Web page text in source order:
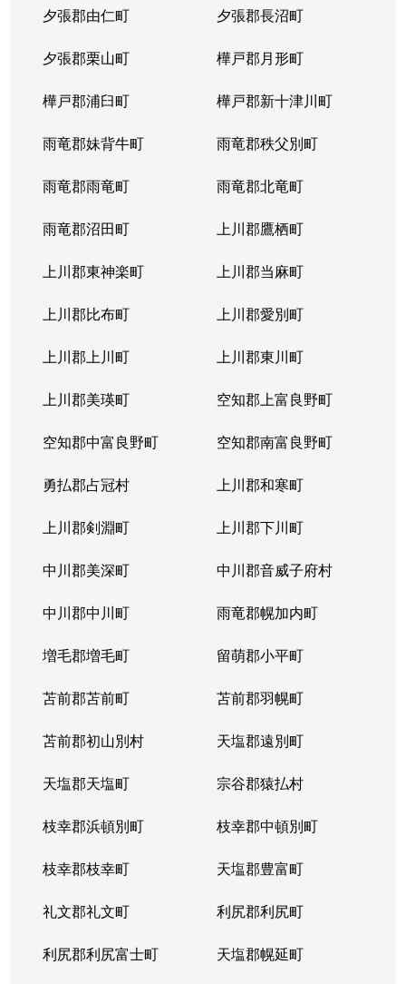
夕張郡由仁町 夕張郡長沼町
夕張郡栗山町 樺戸郡月形町
樺戸郡浦臼町 樺戸郡新十津川町
雨竜郡妹背牛町 雨竜郡秩父別町
雨竜郡雨竜町 雨竜郡北竜町
雨竜郡沼田町 上川郡鷹栖町
上川郡東神楽町 上川郡当麻町
上川郡比布町 上川郡愛別町
上川郡上川町 上川郡東川町
上川郡美瑛町 空知郡上富良野町
空知郡中富良野町 空知郡南富良野町
勇払郡占冠村 上川郡和寒町
上川郡剣淵町 上川郡下川町
中川郡美深町 中川郡音威子府村
中川郡中川町 雨竜郡幌加内町
増毛郡増毛町 留萌郡小平町
苫前郡苫前町 苫前郡羽幌町
苫前郡初山別村 天塩郡遠別町
天塩郡天塩町 宗谷郡猿払村
枝幸郡浜頓別町 枝幸郡中頓別町
枝幸郡枝幸町 天塩郡豊富町
礼文郡礼文町 利尻郡利尻町
利尻郡利尻富士町 天塩郡幌延町